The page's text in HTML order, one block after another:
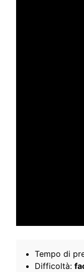
Tempo di
Difficoltà: